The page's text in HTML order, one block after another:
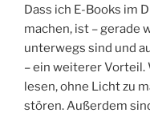
Dass ich E-Books im
machen, ist – gerade
unterwegs sind und
– ein weiterer Vorteil.
lesen, ohne Licht zu
stören. Außerdem